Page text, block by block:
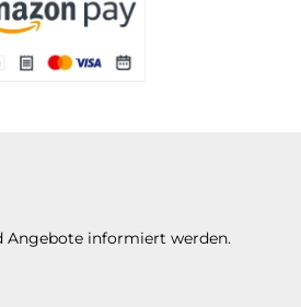
Angebote informiert werden.